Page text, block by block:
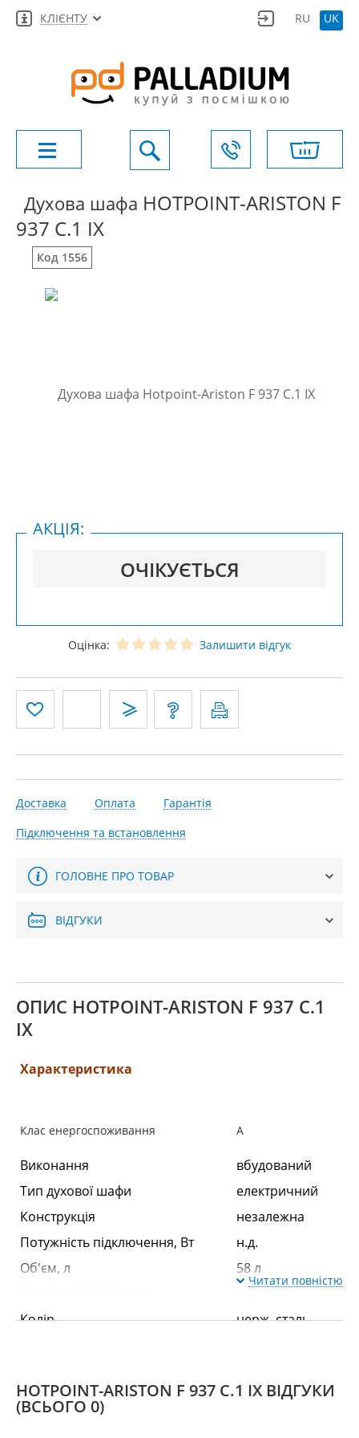
КЛІЄНТУ RU UK
Духова шафа HOTPOINT-ARISTON F
937 C.1 IX
Код 1556
ОЧІКУЄТЬСЯ
АКЦІЯ:
Оцінка: Залишити відгук
Доставка Оплата
Гарантія
Підключення та встановлення
ГОЛОВНЕ ПРО ТОВАР
ВІДГУКИ
ОПИС HOTPOINT-ARISTON F 937 C.1
IX
Характеристика
Клас енергоспоживання А
Виконання
вбудований
Тип духової шафи
електричний
Конструкція
незалежна
Потужність підключення, Вт
н.д.
Об'єм, л
58 л
Колір
нерж. сталь
Оснащення
Читати повністю
HOTPOINT-ARISTON F 937 C.1 IX ВІДГУКИ
(ВСЬОГО 0)